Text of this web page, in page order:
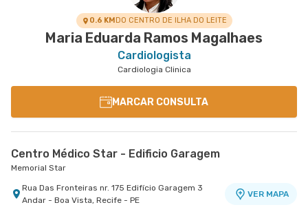
0.6 KMDO CENTRO DE ILHA DO LEITE
Maria Eduarda Ramos Magalhaes
Cardiologista
Cardiologia Clinica
MARCAR CONSULTA
Centro Médico Star - Edificio Garagem
Memorial Star
Rua Das Fronteiras nr. 175 Edifício Garagem 3
Andar - Boa Vista, Recife - PE
VER MAPA